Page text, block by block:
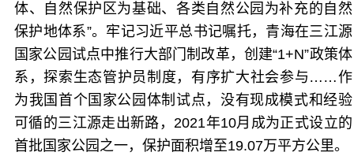
体、自然保护区为基础、各类自然公园为补充的自然
保护地体系”。牢记习近平总书记嘱托，青海在三江源
国家公园试点中推行大部门制改革，创建“1+N”政策体
系，探索生态管护员制度，有序扩大社会参与……作
为我国首个国家公园体制试点，没有现成模式和经验
可循的三江源走出新路，2021年10月成为正式设立的
首批国家公园之一，保护面积增至19.07万平方公里。